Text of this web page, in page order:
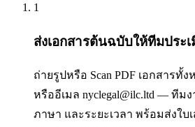
1
ส่งเอกสารต้นฉบับให้ทีมประ
ถ่ายรูปหรือ Scan PDF เอกสารทั้
หรืออีเมล nyclegal@ilc.ltd — ทีม
ภาษา และระยะเวลา พร้อมส่งใบ